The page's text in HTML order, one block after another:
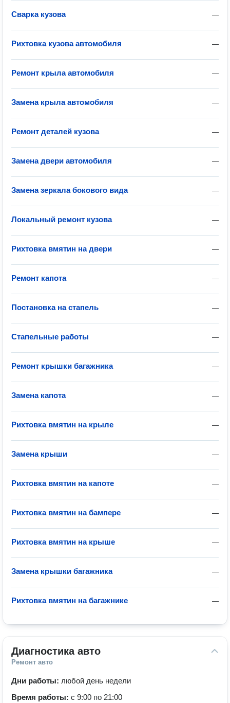
—
Сварка кузова
—
Рихтовка кузова автомобиля
—
Ремонт крыла автомобиля
—
Замена крыла автомобиля
—
Ремонт деталей кузова
—
Замена двери автомобиля
—
Замена зеркала бокового вида
—
Локальный ремонт кузова
—
Рихтовка вмятин на двери
—
Ремонт капота
—
Постановка на стапель
—
Стапельные работы
—
Ремонт крышки багажника
—
Замена капота
—
Рихтовка вмятин на крыле
—
Замена крыши
—
Рихтовка вмятин на капоте
—
Рихтовка вмятин на бампере
—
Рихтовка вмятин на крыше
—
Замена крышки багажника
—
Рихтовка вмятин на багажнике
Диагностика авто
Ремонт авто
Дни работы: любой день недели
Время работы: с 9:00 по 21:00